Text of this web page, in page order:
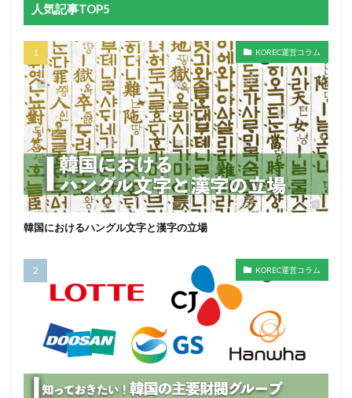
人気記事TOP5
KOREC運営コラム
韓国におけるハングル文字と漢字の立場
KOREC運営コラム